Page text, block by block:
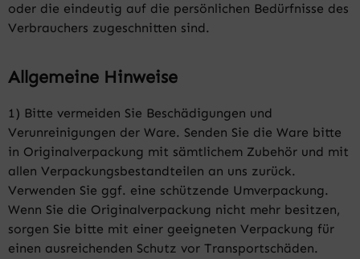
oder die eindeutig auf die persönlichen Bedürfnisse des
Verbrauchers zugeschnitten sind.
Allgemeine Hinweise
1) Bitte vermeiden Sie Beschädigungen und
Verunreinigungen der Ware. Senden Sie die Ware bitte
in Originalverpackung mit sämtlichem Zubehör und mit
allen Verpackungsbestandteilen an uns zurück.
Verwenden Sie ggf. eine schützende Umverpackung.
Wenn Sie die Originalverpackung nicht mehr besitzen,
sorgen Sie bitte mit einer geeigneten Verpackung für
einen ausreichenden Schutz vor Transportschäden.